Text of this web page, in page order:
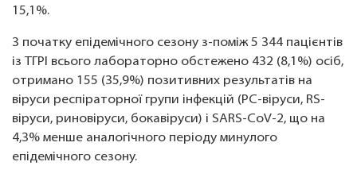
15,1%.
З початку епідемічного сезону з-поміж 5 344 пацієнтів
із ТГРІ всього лабораторно обстежено 432 (8,1%) осіб,
отримано 155 (35,9%) позитивних результатів на
віруси респіраторної групи інфекцій (РС-вiруси, RS-
вiруси, риновiруси, бокавiруси) і SARS-CoV-2, що на
4,3% менше аналогічного періоду минулого
епідемічного сезону.